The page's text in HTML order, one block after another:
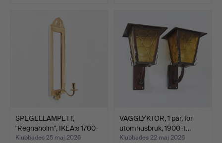
SPEGELLAMPETT,
"Regnaholm", IKEA:s 1700-
ta…
Klubbades 25 maj 2026
VÄGGLYKTOR, 1 par, för
utomhusbruk, 1900-t…
Klubbades 22 maj 2026